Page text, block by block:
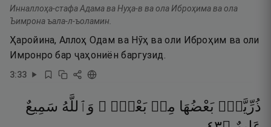
Инналлоҳа-стафа Адама ва Нуҳа-в ва ола Иброҳима ва ола
Ъимрона ъала-л-ъоламин.
Ҳаройина, Аллоҳ Одам ва Нӯҳ ва оли Иброҳим ва оли
Имронро бар ҷаҳониён баргузид.
3:33
ذُرِّيَّةًۢ بَعْضُهَا مِنۢ بَعْضٍۢ ۗ وَٱللَّهُ سَمِيعٌ